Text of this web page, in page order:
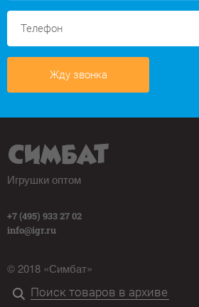
Жду звонка
Игрушки оптом
+7 (495) 933 27 02
info@igr.ru
© 2018 «Симбат»